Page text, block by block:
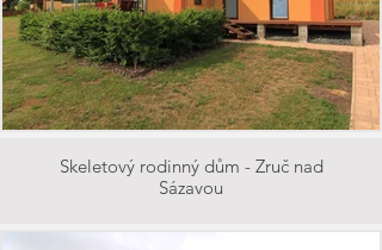
Skeletový rodinný dům - Zruč nad
Sázavou